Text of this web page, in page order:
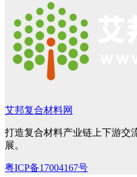
艾邦复合材料网
打造复合材料产业链上下游交
展。
粤ICP备17004167号